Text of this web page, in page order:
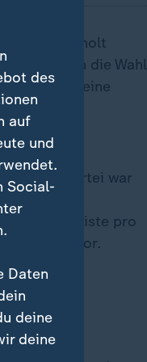
wiederholt
AfD gegen die Wahl
Es seien keine
wegen
Die Partei war
mit
nur eine Liste pro
der Wahl vor.
des
auf
und
Social-
Daten
deine
deine